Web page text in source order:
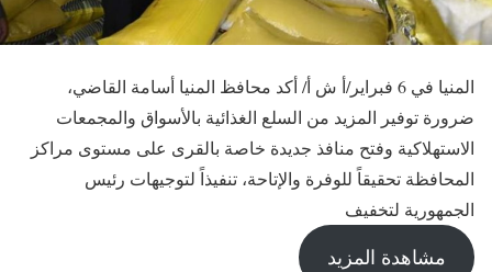
المنيا في 6 فبراير/أ ش أ/ أكد محافظ المنيا أسامة القاضي،
ضرورة توفير المزيد من السلع الغذائية بالأسواق والمجمعات
الاستهلاكية وفتح منافذ جديدة خاصة بالقرى على مستوى مراكز
المحافظة تحقيقاً للوفرة والإتاحة، تنفيذاً لتوجيهات رئيس
الجمهورية لتخفيف
مشاهدة المزيد